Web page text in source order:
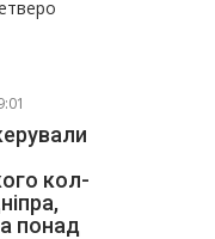
кол-
понад